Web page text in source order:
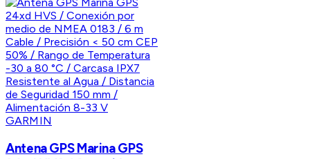
GARMIN
Antena GPS Marina GPS